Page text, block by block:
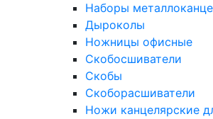
Наборы
Дыроколы
Ножницы офисные
Скобосшиватели
Скобы
Скоборасшиватели
Ножи канцелярские